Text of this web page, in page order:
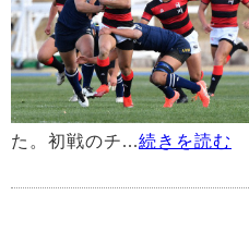
た。初戦のチ...続きを読む